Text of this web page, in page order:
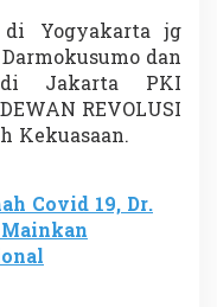
Yogyakarta jg
dan
Jakarta PKI
REVOLUSI
Kekuasaan.
Covid 19, Dr.